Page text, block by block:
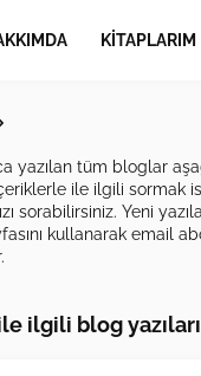
KİTAPLARIM
yazılan tüm bloglar
ile ilgili sormak
sorabilirsiniz. Yeni
kullanarak email
ilgili blog